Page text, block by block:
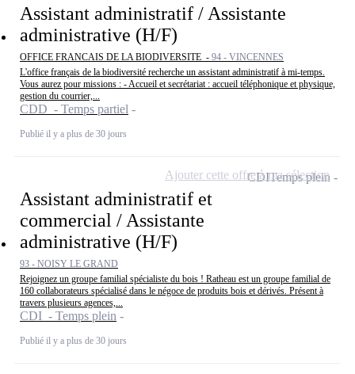
Assistant administratif / Assistante
administrative (H/F)
OFFICE FRANCAIS DE LA BIODIVERSITE - 94 - VINCENNES
L'office français de la biodiversité recherche un assistant administratif à mi-temps.
Vous aurez pour missions : - Accueil et secrétariat : accueil téléphonique et physique,
gestion du courrier,...
CDD - Temps partiel
Publié il y a plus de 30 jours
Assistant administratif et
commercial / Assistante
administrative (H/F)
93 - NOISY LE GRAND
Rejoignez un groupe familial spécialiste du bois ! Ratheau est un groupe familial de
160 collaborateurs spécialisé dans le négoce de produits bois et dérivés. Présent à
travers plusieurs agences,...
CDI - Temps plein
Publié il y a plus de 30 jours
CDITemps plein
Ajouter cette offre à ma sélection